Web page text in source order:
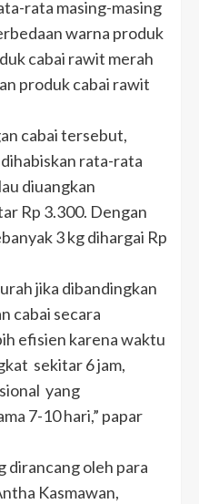
rata masing-masing
warna produk
cabai rawit merah
produk cabai rawit
cabai tersebut,
rata-rata
diuangkan
Rp 3.300. Dengan
3 kg dihargai Rp
jika dibandingkan
cabai secara
efisien karena waktu
sekitar 6 jam,
yang
7-10 hari,” papar
dirancang oleh para
Kasmawan,